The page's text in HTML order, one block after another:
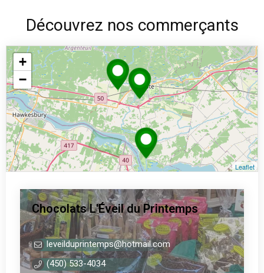
Découvrez nos commerçants
+
−
Leaflet
Chocolats L'Éveil du Printemps
0
s
u
leveilduprintemps@hotmail.com
(450) 533-4034